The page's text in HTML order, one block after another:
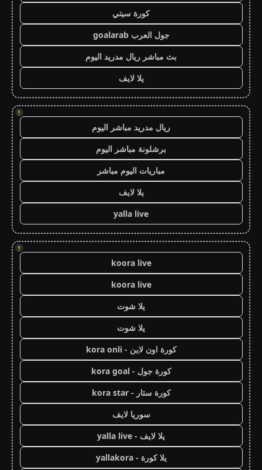
كورة سيتي
جول العرب goalarab
بث مباشر ريال مدريد اليوم
يلا لايف
!
ريال مدريد مباشر اليوم
برشلونة مباشر اليوم
مباريات اليوم مباشر
يلا لايف
yalla live
!
koora live
koora live
يلا شوت
يلا شوت
كورة اون لاين - kora onli
كورة جول - kora goal
كورة ستار - kora star
سوريا لايف
يلا لايف - yalla live
يلا كورة - yallakora